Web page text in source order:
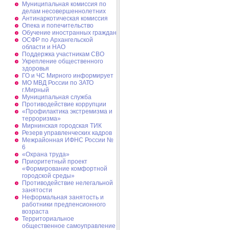
Муниципальная комиссия по
делам несовершеннолетних
Антинаркотическая комиссия
Опека и попечительство
Обучение иностранных граждан
ОСФР по Архангельской
области и НАО
Поддержка участникам СВО
Укрепление общественного
здоровья
ГО и ЧС Мирного информирует
МО МВД России по ЗАТО
г.Мирный
Муниципальная cлужба
Противодействие коррупции
«Профилактика экстремизма и
терроризма»
Мирнинская городская ТИК
Резерв управленческих кадров
Межрайонная ИФНС России №
6
«Охрана труда»
Приоритетный проект
«Формирование комфортной
городской среды»
Противодействие нелегальной
занятости
Неформальная занятость и
работники предпенсионного
возраста
Территориальное
общественное самоуправление